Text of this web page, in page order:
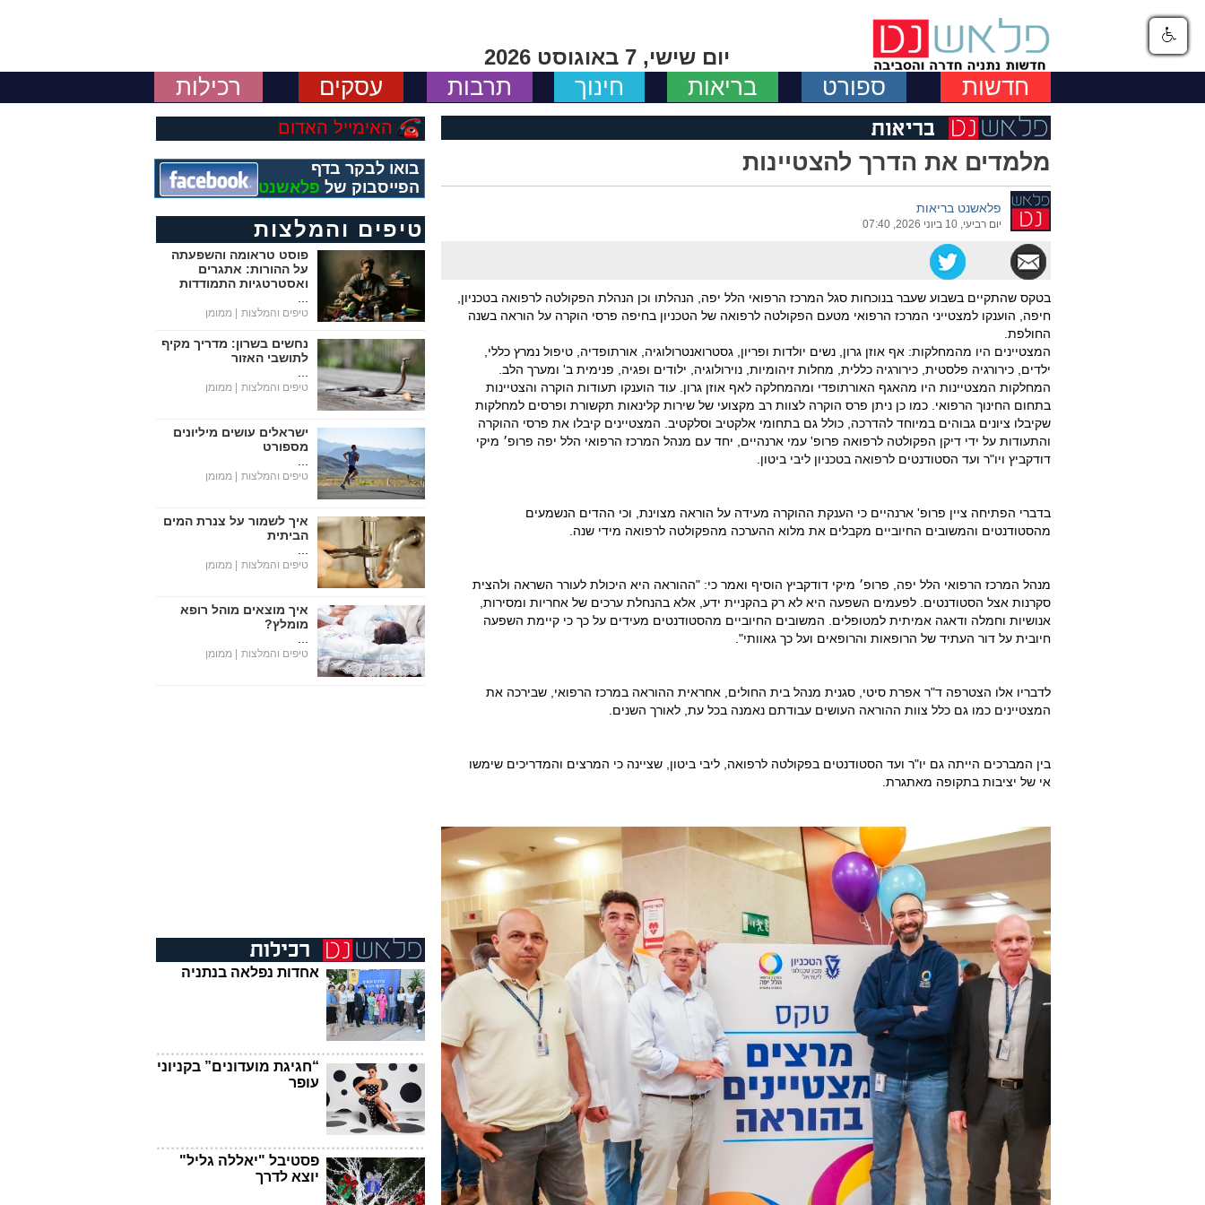
יום שישי, 7 באוגוסט 2026
חדשות ספורט בריאות חינוך תרבות עסקים רכילות
מלמדים את הדרך להצטיינות
פלאשנט בריאות
יום רביעי, 10 ביוני 2026, 07:40
בטקס שהתקיים בשבוע שעבר בנוכחות סגל המרכז הרפואי הלל יפה, הנהלתו וכן הנהלת הפקולטה לרפואה בטכניון,
חיפה, הוענקו למצטייני המרכז הרפואי מטעם הפקולטה לרפואה של הטכניון בחיפה פרסי הוקרה על הוראה בשנה
החולפת.
המצטיינים היו מהמחלקות: אף אוזן גרון, נשים יולדות ופריון, גסטרואנטרולוגיה, אורתופדיה, טיפול נמרץ כללי,
ילדים, כירורגיה פלסטית, כירורגיה כללית, מחלות זיהומיות, נוירולוגיה, ילודים ופגיה, פנימית ב' ומערך הלב.
המחלקות המצטיינות היו מהאגף האורתופדי ומהמחלקה לאף אוזן גרון. עוד הוענקו תעודות הוקרה והצטיינות
בתחום החינוך הרפואי. כמו כן ניתן פרס הוקרה לצוות רב מקצועי של שירות קלינאות תקשורת ופרסים למחלקות
שקיבלו ציונים גבוהים במיוחד להדרכה, כולל גם בתחומי אלקטיב וסלקטיב. המצטיינים קיבלו את פרסי ההוקרה
והתעודות על ידי דיקן הפקולטה לרפואה פרופ' עמי ארנהיים, יחד עם מנהל המרכז הרפואי הלל יפה פרופ׳ מיקי
דודקביץ ויו"ר ועד הסטודנטים לרפואה בטכניון ליבי ביטון.
בדברי הפתיחה ציין פרופ' ארנהיים כי הענקת ההוקרה מעידה על הוראה מצוינת, וכי ההדים הנשמעים
מהסטודנטים והמשובים החיוביים מקבלים את מלוא ההערכה מהפקולטה לרפואה מידי שנה.
מנהל המרכז הרפואי הלל יפה, פרופ׳ מיקי דודקביץ הוסיף ואמר כי: "ההוראה היא היכולת לעורר השראה ולהצית
סקרנות אצל הסטודנטים. לפעמים השפעה היא לא רק בהקניית ידע, אלא בהנחלת ערכים של אחריות ומסירות,
אנושיות וחמלה ודאגה אמיתית למטופלים. המשובים החיוביים מהסטודנטים מעידים על כך כי קיימת השפעה
חיובית על דור העתיד של הרופאות והרופאים ועל כך גאוותי".
לדבריו אלו הצטרפה ד"ר אפרת סיטי, סגנית מנהל בית החולים, אחראית ההוראה במרכז הרפואי, שבירכה את
המצטיינים כמו גם כלל צוות ההוראה העושים עבודתם נאמנה בכל עת, לאורך השנים.
בין המברכים הייתה גם יו"ר ועד הסטודנטים בפקולטה לרפואה, ליבי ביטון, שציינה כי המרצים והמדריכים שימשו
אי של יציבות בתקופה מאתגרת.
האימייל האדום
בואו לבקר בדף
הפייסבוק של פלאשנט
טיפים והמלצות
פוסט טראומה והשפעתה
על ההורות: אתגרים
ואסטרטגיות התמודדות
טיפים והמלצות | ממומן
נחשים בשרון: מדריך מקיף
לתושבי האזור
טיפים והמלצות | ממומן
ישראלים עושים מיליונים
מספורט
טיפים והמלצות | ממומן
איך לשמור על צנרת המים
הביתית
טיפים והמלצות | ממומן
איך מוצאים מוהל רופא
מומלץ?
טיפים והמלצות | ממומן
אחדות נפלאה בנתניה
“חגיגת מועדונים” בקניוני
עופר
פסטיבל "יאללה גליל"
יוצא לדרך